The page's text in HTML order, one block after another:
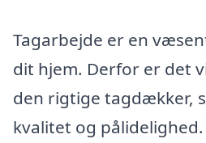
Tagarbejde er en
dit hjem. Derfor er det
den rigtige tagdækker,
kvalitet og